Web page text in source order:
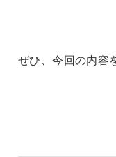
ぜひ、今回の内容